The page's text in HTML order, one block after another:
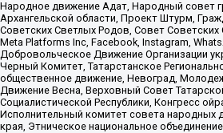
Народное движение Адат, Народный совет
Архангельской области, Проект Штурм,
Советских Светлых Родов, Совет Советских
Meta Platforms Inc, Facebook, Instagram,
Добровольческое Движение Организации
Черный Комитет, Татарстанское
общественное движение, Невоград,
Движение Весна, Верховный Совет
Социалистической Республики, Конгресс
Исполнительный комитет совета народных
края, Этническое национальное